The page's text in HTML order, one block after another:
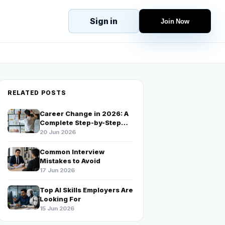
Companies
All Jobs
Sign in Join Now
eJobs
Projects
Candidates
Companies
RELATED POSTS
Career Change in 2026: A
Complete Step-by-Step
Guide
20 Jun 2026
Common Interview
Mistakes to Avoid
17 Jun 2026
Top AI Skills Employers Are
Looking For
15 Jun 2026